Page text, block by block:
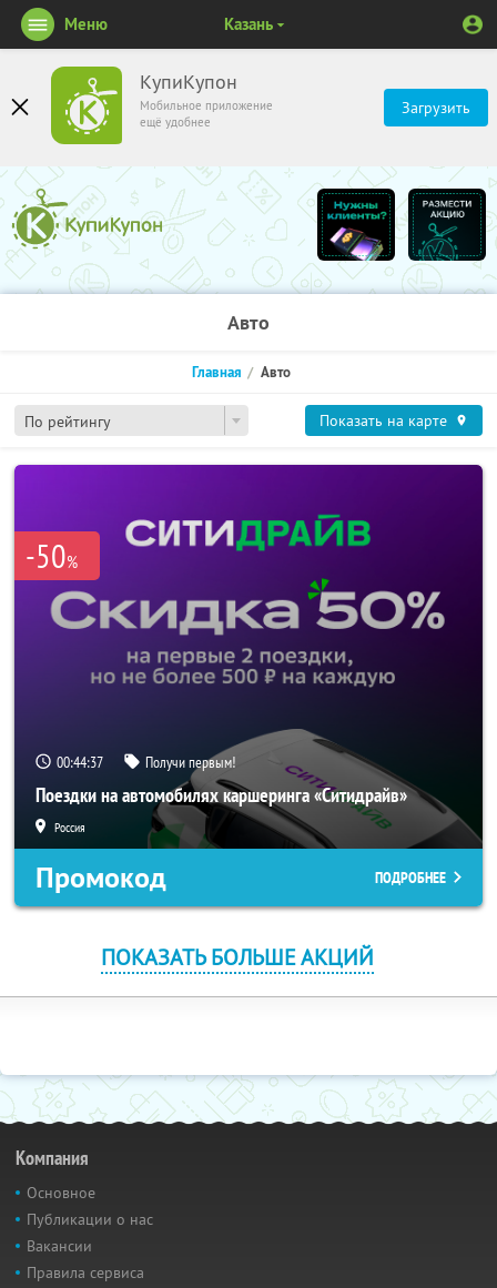
КупиКупон
Мобильное приложение
ещё удобнее
Загрузить
Меню Казань
Авто
По рейтингу
Главная Авто
Показать на карте
-50%
00:44:37 Получи первым!
Поездки на автомобилях каршеринга «Ситидрайв»
Россия
Промокод ПОДРОБНЕЕ
ПОКАЗАТЬ БОЛЬШЕ АКЦИЙ
Компания
Основное
Публикации о нас
Вакансии
Правила сервиса